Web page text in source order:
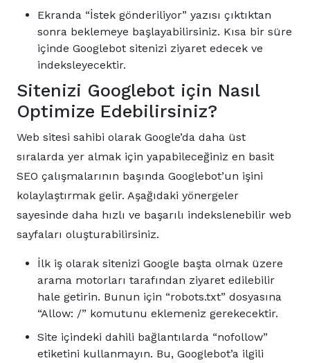
Ekranda “İstek gönderiliyor” yazısı çıktıktan
sonra beklemeye başlayabilirsiniz. Kısa bir süre
içinde Googlebot sitenizi ziyaret edecek ve
indeksleyecektir.
Sitenizi Googlebot için Nasıl
Optimize Edebilirsiniz?
Web sitesi sahibi olarak Google’da daha üst
sıralarda yer almak için yapabileceğiniz en basit
SEO çalışmalarının başında Googlebot’un işini
kolaylaştırmak gelir. Aşağıdaki yönergeler
sayesinde daha hızlı ve başarılı indekslenebilir web
sayfaları oluşturabilirsiniz.
İlk iş olarak sitenizi Google başta olmak üzere
arama motorları tarafından ziyaret edilebilir
hale getirin. Bunun için “robots.txt” dosyasına
“Allow: /” komutunu eklemeniz gerekecektir.
Site içindeki dahili bağlantılarda “nofollow”
etiketini kullanmayın. Bu, Googlebot’a ilgili